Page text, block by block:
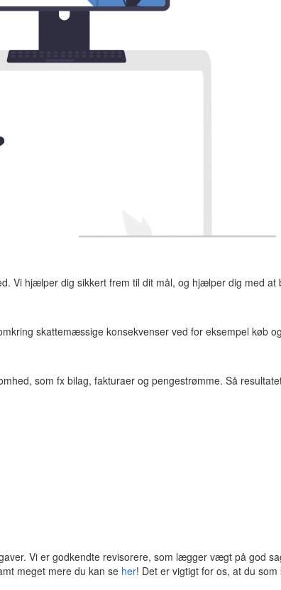
Vi hjælper dig sikkert frem til dit mål, og hjælper dig med at
skattemæssige konsekvenser ved for eksempel køb
som fx bilag, fakturaer og pengestrømme. Så
Vi er godkendte revisorere, som lægger vægt på god
meget mere du kan se her! Det er vigtigt for os, at du